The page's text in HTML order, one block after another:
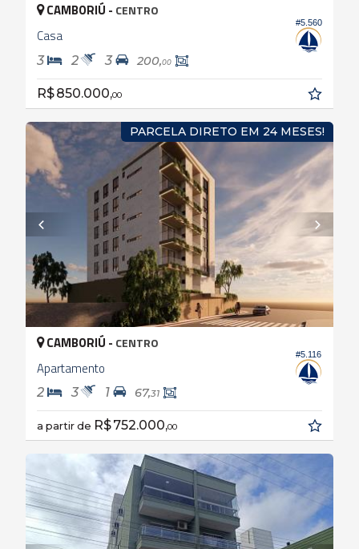
#5.560
CAMBORIÚ - CENTRO
Casa
3 2 3 200,00
R$ 850.000,00
PARCELA DIRETO EM 24 MESES!
#5.116
CAMBORIÚ - CENTRO
Apartamento
2 3 1 67,31
a partir de R$ 752.000,00